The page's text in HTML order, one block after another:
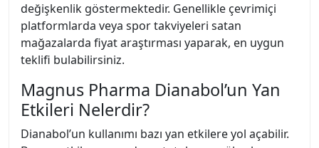
değişkenlik göstermektedir. Genellikle çevrimiçi
platformlarda veya spor takviyeleri satan
mağazalarda fiyat araştırması yaparak, en uygun
teklifi bulabilirsiniz.
Magnus Pharma Dianabol’un Yan
Etkileri Nelerdir?
Dianabol’un kullanımı bazı yan etkilere yol açabilir.